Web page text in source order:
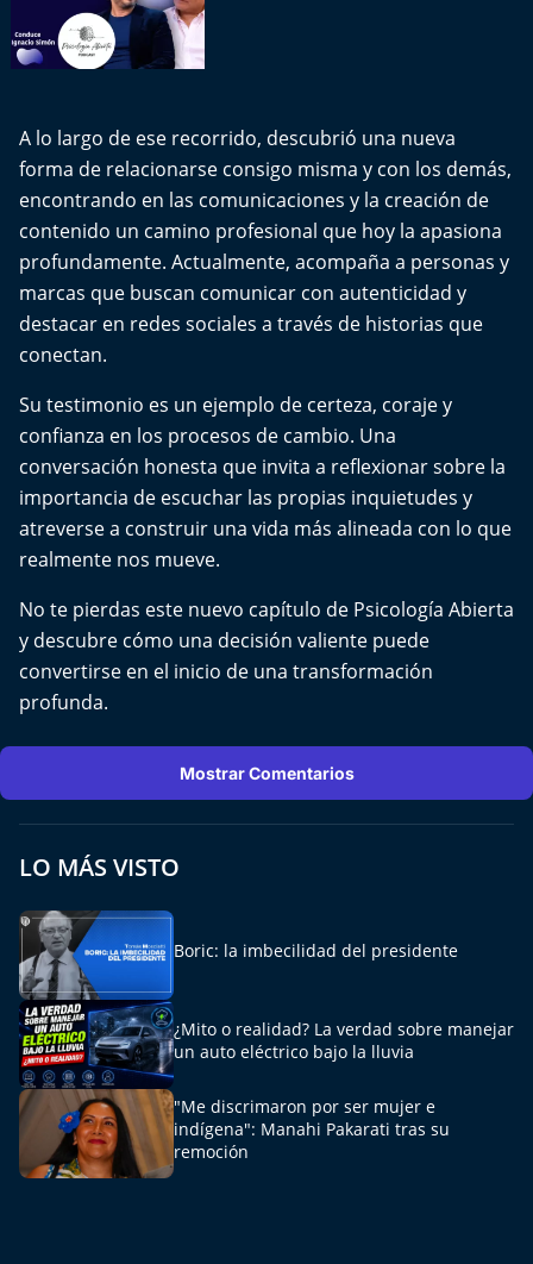
Sesiones Dieciocheras
Conecta Vida
El Mejor País de Chile
Te invito a tomar once
Bío Bío en Ruta
Chiche cuadra y su parrilla
Motorfem
Agenda Propia
Chile, Historia de 30 años
Carrera a La Moneda
Aquí Estamos
Sello de raza
Trasnoche
Reto Inmobiliario
Punto de Encuentro
Yo invito
A lo largo de ese recorrido, descubrió una nueva
forma de relacionarse consigo misma y con los demás,
encontrando en las comunicaciones y la creación de
contenido un camino profesional que hoy la apasiona
profundamente. Actualmente, acompaña a personas y
marcas que buscan comunicar con autenticidad y
destacar en redes sociales a través de historias que
conectan.
Su testimonio es un ejemplo de certeza, coraje y
confianza en los procesos de cambio. Una
conversación honesta que invita a reflexionar sobre la
importancia de escuchar las propias inquietudes y
atreverse a construir una vida más alineada con lo que
realmente nos mueve.
No te pierdas este nuevo capítulo de Psicología Abierta
y descubre cómo una decisión valiente puede
convertirse en el inicio de una transformación
profunda.
Mostrar Comentarios
LO MÁS VISTO
Boric: la imbecilidad del presidente
¿Mito o realidad? La verdad sobre manejar
un auto eléctrico bajo la lluvia
"Me discrimaron por ser mujer e
indígena": Manahi Pakarati tras su
remoción